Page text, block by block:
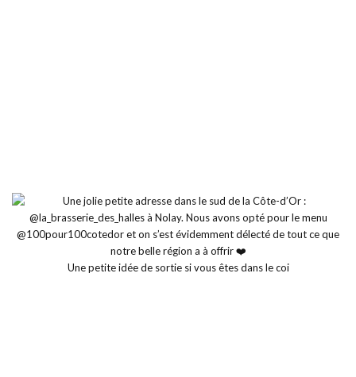
Une petite idée de sortie si vous êtes dans le coi